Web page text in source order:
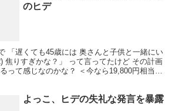
のヒデ
「遅くても45歳には 奥さんと子供と一緒にい
焦りすぎかな？」 って言ってたけど その計画
って感じなのかな？ ＜今なら19,800円相当！
よっこ、ヒデの失礼な発言を暴露